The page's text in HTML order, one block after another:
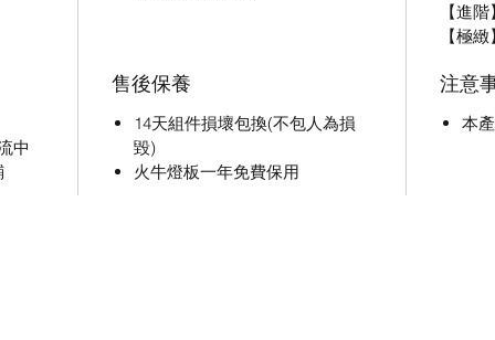
【進
【極
中
售後保養
14天組件損壞包換(不包人為損
毀)
火牛燈板一年免費保用
注意
本